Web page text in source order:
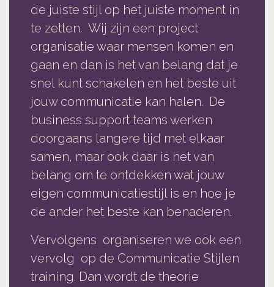
de juiste stijl op het juiste moment in
te zetten. Wij zijn een project
organisatie waar mensen komen en
gaan en dan is het van belang dat je
snel kunt schakelen en het beste uit
jouw communicatie kan halen. De
business support teams werken
doorgaans langere tijd met elkaar
samen, maar ook daar is het van
belang om te ontdekken wat jouw
eigen communicatiestijl is en hoe je
de ander het beste kan benaderen.
Vervolgens organiseren we ook een
vervolg op de Communicatie Stijlen
training. Dan wordt de theorie